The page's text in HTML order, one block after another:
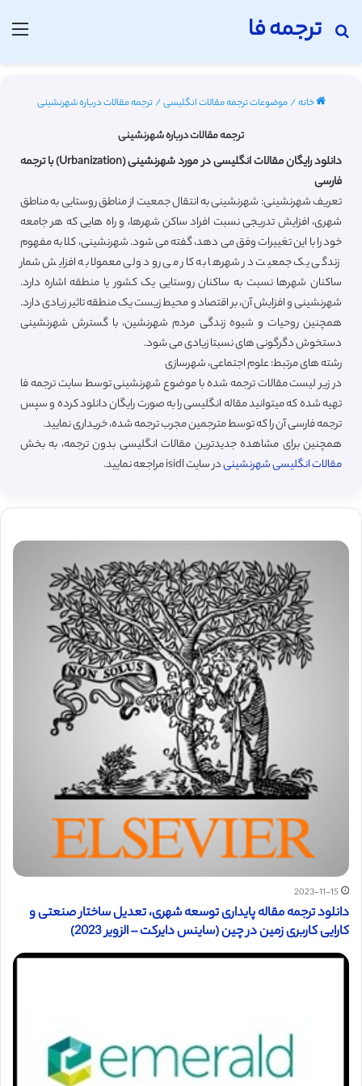
ترجمه فا
جستجو برای
خانه/موضوعات ترجمه مقالات انگلیسی/ترجمه مقالات درباره شهرنشینی
ترجمه مقالات درباره شهرنشینی
دانلود رایگان مقالات انگلیسی در مورد شهرنشینی (Urbanization) با ترجمه
فارسی
تعریف شهرنشینی: شهرنشینی به انتقال جمعیت از مناطق روستایی به مناطق
شهری، افزایش تدریجی نسبت افراد ساکن شهرها، و راه هایی که هر جامعه
خود را با این تغییرات وفق می دهد، گفته می شود. شهرنشینی، کلا به مفهوم
زندگی یک جمعیت در شهرها به کار می رود ولی معمولا به افزایش شمار
ساکنان شهرها نسبت به ساکنان روستایی یک کشور یا منطقه اشاره دارد.
شهرنشینی و افزایش آن، بر اقتصاد و محیط زیست یک منطقه تاثیر زیادی دارد.
همچنین روحیات و شیوه زندگی مردم شهرنشین، با گسترش شهرنشینی
دستخوش دگرگونی های نسبتا زیادی می شود.
رشته های مرتبط: علوم اجتماعی، شهرسازی
در زیر لیست مقالات ترجمه شده با موضوع شهرنشینی توسط سایت ترجمه فا
تهیه شده که میتوانید مقاله انگلیسی را به صورت رایگان دانلود کرده و سپس
ترجمه فارسی آن را که توسط مترجمین مجرب ترجمه شده، خریداری نمایید.
همچنین برای مشاهده جدیدترین مقالات انگلیسی بدون ترجمه، به بخش
مقالات انگلیسی شهرنشینیدر سایت isidl مراجعه نمایید.
2023-11-15
دانلود ترجمه مقاله پایداری توسعه شهری، تعدیل ساختار صنعتی و
کارایی کاربری زمین در چین (ساینس دایرکت – الزویر 2023)